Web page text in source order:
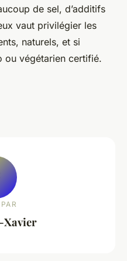
de sel, d’additifs
vaut privilégier les
naturels, et si
ou végétarien certifié.
Xavier